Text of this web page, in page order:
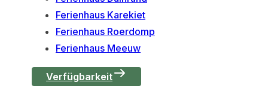
Ferienhaus Karekiet
Ferienhaus Roerdomp
Ferienhaus Meeuw
Verfügbarkeit